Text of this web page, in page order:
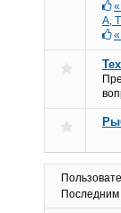
А,
Последним